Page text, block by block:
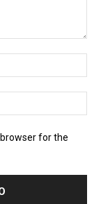
for the